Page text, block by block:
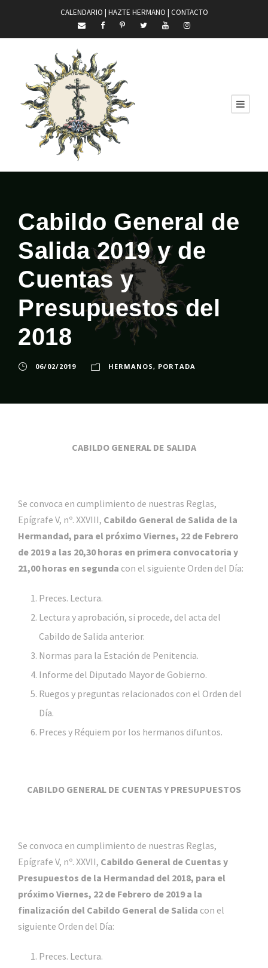
CALENDARIO | HAZTE HERMANO | CONTACTO
Cabildo General de
Salida 2019 y de
Cuentas y
Presupuestos del
2018
06/02/2019 HERMANOS, PORTADA
CABILDO GENERAL DE SALIDA
Se convoca en cumplimiento de nuestras Reglas,
Epígrafe V, nº. XXVIII, Cabildo General de Salida de la
Hermandad, para el próximo Viernes, 22 de Febrero
de 2019 a las 20,30 horas en primera convocatoria y
21,00 horas en segunda con el siguiente Orden del Día:
Preces. Lectura.
Lectura y aprobación, si procede, del acta del
Cabildo de Salida anterior.
Normas para la Estación de Penitencia.
Informe del Diputado Mayor de Gobierno.
Ruegos y preguntas relacionados con el Orden del
Día.
Preces y Réquiem por los hermanos difuntos.
CABILDO GENERAL DE CUENTAS Y PRESUPUESTOS
Se convoca en cumplimiento de nuestras Reglas,
Epígrafe V, nº. XXVII, Cabildo General de Cuentas y
Presupuestos de la Hermandad del 2018, para el
próximo Viernes, 22 de Febrero de 2019 a la
finalización del Cabildo General de Salida con el
siguiente Orden del Día:
Preces. Lectura.